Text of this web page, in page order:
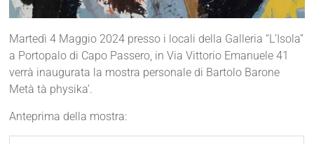
Martedì 4 Maggio 2024 presso i locali della Galleria “L’Isola”
a Portopalo di Capo Passero, in Via Vittorio Emanuele 41
verrà inaugurata la mostra personale di Bartolo Barone
Metà tà physika’.
Anteprima della mostra: